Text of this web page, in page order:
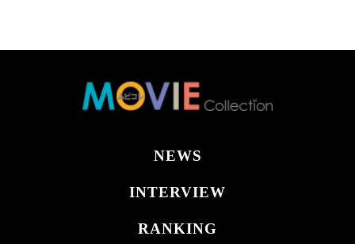
NEWS
INTERVIEW
RANKING